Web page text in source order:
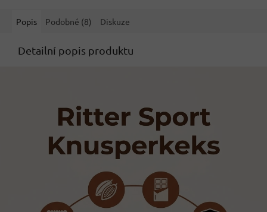
Popis Podobné (8) Diskuze
Detailní popis produktu